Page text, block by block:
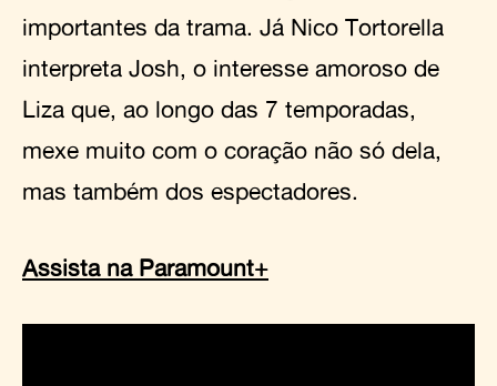
importantes da trama. Já Nico Tortorella
interpreta Josh, o interesse amoroso de
Liza que, ao longo das 7 temporadas,
mexe muito com o coração não só dela,
mas também dos espectadores.
Assista na Paramount+